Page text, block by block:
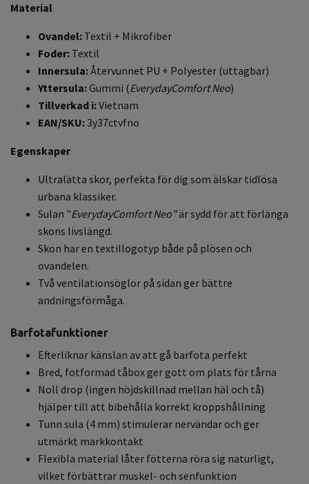
Material
Ovandel: Textil + Mikrofiber
Foder: Textil
Innersula:Återvunnet PU + Polyester (uttagbar)
Yttersula:Gummi (EverydayComfort Neo)
Tillverkad i:Vietnam
EAN/SKU: 3y37ctvfno
Egenskaper
Ultralätta skor, perfekta för dig som älskar tidlösa
urbana klassiker.
Sulan "EverydayComfort Neo"är sydd för att förlänga
skons livslängd.
Skon har en textillogotyp både på plösen och
ovandelen.
Två ventilationsöglor på sidan ger bättre
andningsförmåga.
Barfotafunktioner
Efterliknar känslan av att gå barfota perfekt
Bred, fotformad tåbox ger gott om plats för tårna
Noll drop (ingen höjdskillnad mellan häl och tå)
hjälper till att bibehålla korrekt kroppshållning
Tunn sula (4 mm) stimulerar nervändar och ger
utmärkt markkontakt
Flexibla material låter fötterna röra sig naturligt,
vilket förbättrar muskel- och senfunktion